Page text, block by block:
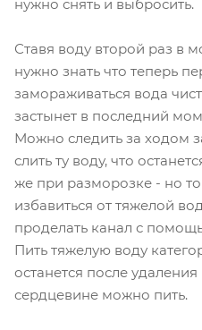
нужно снять и выбросить.
Ставя воду второй раз в
нужно знать что теперь
замораживаться вода
застынет в последний
Можно следить за ходом
слить ту воду, что
же при разморозке - но
избавиться от тяжелой
проделать канал с
Пить тяжелую воду
останется после
сердцевине можно пить.